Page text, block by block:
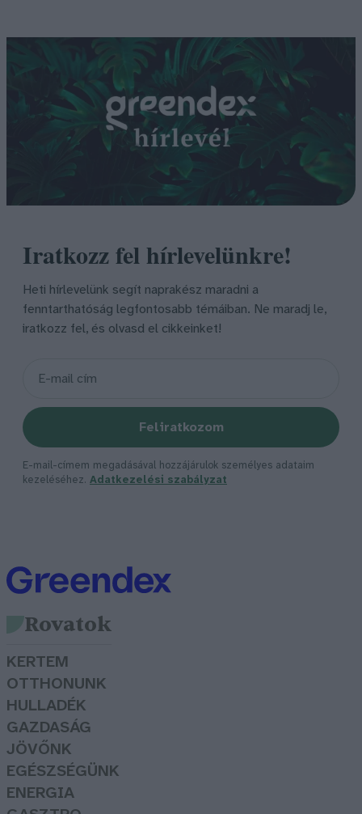
Iratkozz fel hírlevelünkre!
Heti hírlevelünk segít naprakész maradni a
fenntarthatóság legfontosabb témáiban. Ne maradj le,
iratkozz fel, és olvasd el cikkeinket!
Feliratkozom
E-mail-címem megadásával hozzájárulok személyes adataim
kezeléséhez. Adatkezelési szabályzat
Rovatok
KERTEM
OTTHONUNK
HULLADÉK
GAZDASÁG
JÖVŐNK
EGÉSZSÉGÜNK
ENERGIA